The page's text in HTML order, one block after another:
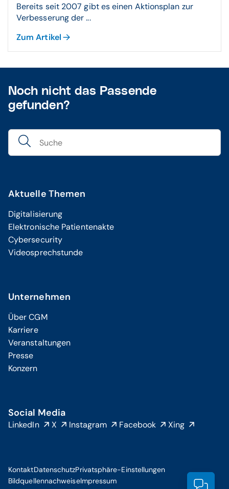
Bereits seit 2007 gibt es einen Aktionsplan zur
Verbesserung der ...
Zum Artikel
Noch nicht das Passende
gefunden?
Aktuelle Themen
Digitalisierung
Elektronische Patientenakte
Cybersecurity
Videosprechstunde
Unternehmen
Über CGM
Karriere
Veranstaltungen
Presse
Konzern
Social Media
LinkedIn X Instagram Facebook Xing
KontaktDatenschutzPrivatsphäre-Einstellungen
BildquellennachweiseImpressum